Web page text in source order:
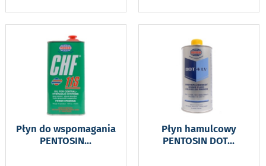
Płyn do wspomagania
PENTOSIN...
Płyn hamulcowy
PENTOSIN DOT...